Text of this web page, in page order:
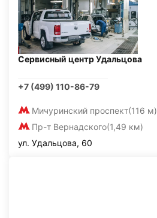
Сервисный центр Удальцова
+7 (499) 110-86-79
Мичуринский проспект(116 м)
Пр-т Вернадского(1,49 км)
ул. Удальцова, 60